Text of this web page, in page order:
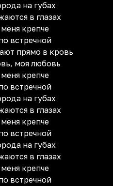
на губах
в глазах
крепче
встречной
прямо в кровь
моя любовь
крепче
встречной
на губах
в глазах
крепче
встречной
на губах
в глазах
крепче
встречной